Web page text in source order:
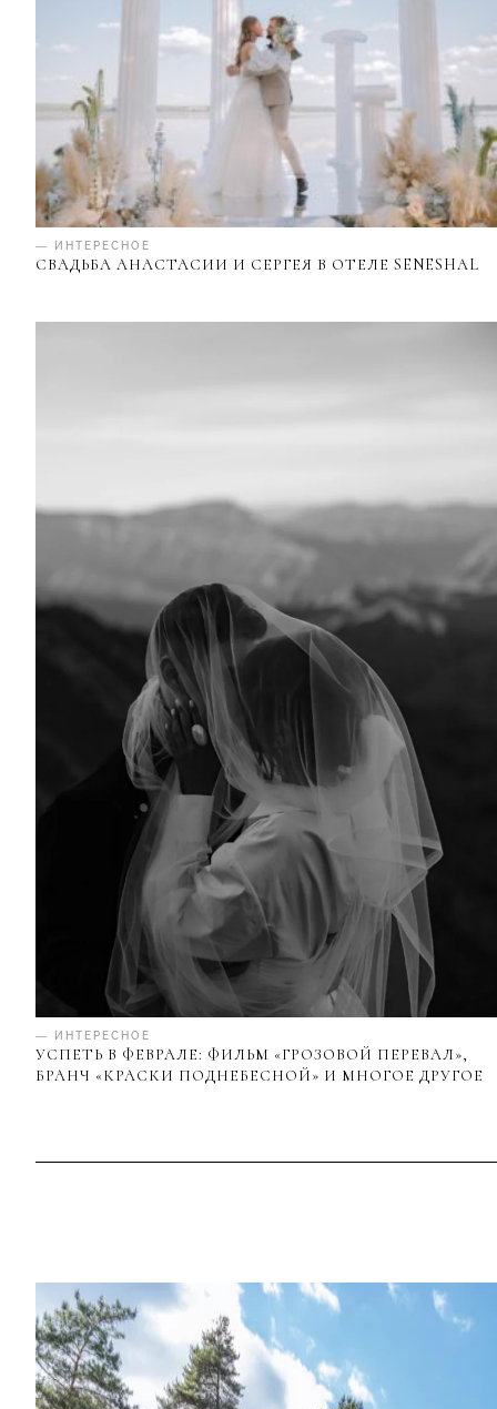
— ИНТЕРЕСНОЕ
СВАДЬБА АНАСТАСИИ И СЕРГЕЯ В ОТЕЛЕ SENESHAL
— ИНТЕРЕСНОЕ
УСПЕТЬ В ФЕВРАЛЕ: ФИЛЬМ «ГРОЗОВОЙ ПЕРЕВАЛ»,
БРАНЧ «КРАСКИ ПОДНЕБЕСНОЙ» И МНОГОЕ ДРУГОЕ